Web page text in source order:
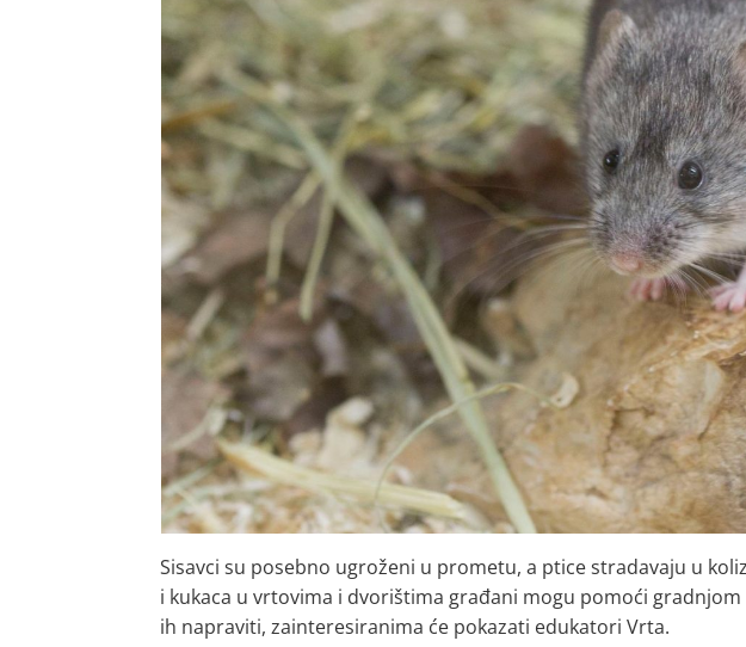
Sisavci su posebno ugroženi u prometu, a ptice stradavaju u
i kukaca u vrtovima i dvorištima građani mogu pomoći
ih napraviti, zainteresiranima će pokazati edukatori Vrta.